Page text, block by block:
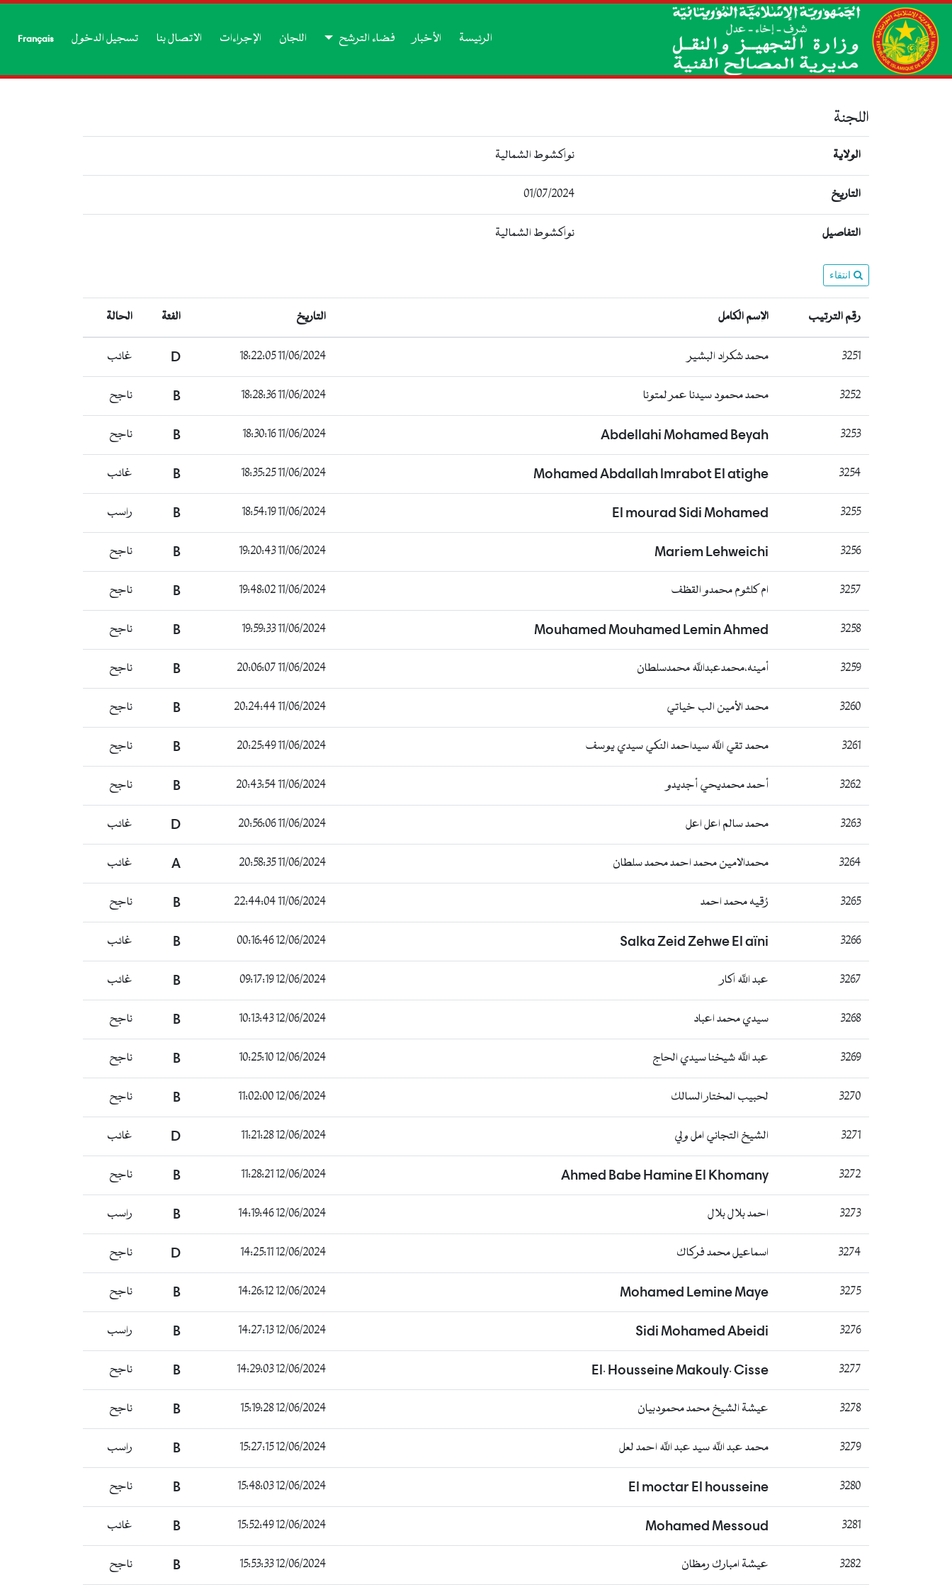
الرئيسة الأخبار فضاء الترشح اللجان الإجراءات الاتصال بنا تسجيل الدخول Français
اللجنة
الولاية نواكشوط الشمالية
التاريخ 01/07/2024
التفاصيل نواكشوط الشمالية
انتقاء
رقم الترتيب الإسم الكامل التاريخ الفئة الحالة
3251 محمد شكراد البشير 11/06/2024 18:22:05
D غائب
3252 محمد محمود سيدنا عمر لمتونا 11/06/2024 18:28:36
B ناجح
3253
Abdellahi Mohamed Beyah
11/06/2024 18:30:16
B ناجح
3254
Mohamed Abdallah lmrabot El atighe
11/06/2024 18:35:25
B غائب
3255
El mourad Sidi Mohamed
11/06/2024 18:54:19
B راسب
3256
Mariem Lehweichi
11/06/2024 19:20:43
B ناجح
3257 ام كلثوم محمدو القظف 11/06/2024 19:48:02
B ناجح
3258
Mouhamed Mouhamed Lemin Ahmed
11/06/2024 19:59:33
B ناجح
3259 أمينه،محمدعبدالله محمدسلطان 11/06/2024 20:06:07
B ناجح
3260 محمد الأمين الب خياتي 11/06/2024 20:24:44
B ناجح
3261 محمد تقي الله سيداحمد النكي سيدي يوسف 11/06/2024 20:25:49
B ناجح
3262 أحمد محمديحي أجديدو 11/06/2024 20:43:54
B ناجح
3263 محمد سالم اعل اعل 11/06/2024 20:56:06
D غائب
3264 محمدالامين محمد احمد محمد سلطان 11/06/2024 20:58:35
A غائب
3265 رُقيه محمد احمد 11/06/2024 22:44:04
B ناجح
3266
Salka Zeid Zehwe El aïni
12/06/2024 00:16:46
B غائب
3267 عبد الله اكار 12/06/2024 09:17:19
B غائب
3268 سيدي محمد اعباد 12/06/2024 10:13:43
B ناجح
3269 عبد الله شيخنا سيدي الحاج 12/06/2024 10:25:10
B ناجح
3270 لحبيب المختار السالك 12/06/2024 11:02:00
B ناجح
3271 الشيخ التجاني امل ولي 12/06/2024 11:21:28
D غائب
3272
Ahmed Babe Hamine El Khomany
12/06/2024 11:28:21
B ناجح
3273 احمد بلال بلال 12/06/2024 14:19:46
B راسب
3274 اسماعيل محمد فركاك 12/06/2024 14:25:11
D ناجح
3275
Mohamed Lemine Maye
12/06/2024 14:26:12
B ناجح
3276
Sidi Mohamed Abeidi
12/06/2024 14:27:13
B راسب
3277
El. Housseine Makouly. Cisse
12/06/2024 14:29:03
B ناجح
3278 عيشة الشيخ محمد محمودبيان 12/06/2024 15:19:28
B ناجح
3279 محمد عبد الله سيد عبد الله احمد لعل 12/06/2024 15:27:15
B راسب
3280
El moctar El housseine
12/06/2024 15:48:03
B ناجح
3281
Mohamed Messoud
12/06/2024 15:52:49
B غائب
3282 عيشة امبارك رمظان 12/06/2024 15:53:33
B ناجح